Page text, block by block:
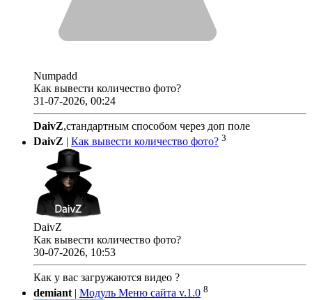
Numpadd
Как вывести количество фото?
31-07-2026, 00:24
DaivZ,стандартным способом через доп поле
DaivZ
Как вывести количество фото? 3
DaivZ
Как вывести количество фото?
30-07-2026, 10:53
Как у вас загружаются видео ?
demiant | Модуль Меню сайта v.1.0 8